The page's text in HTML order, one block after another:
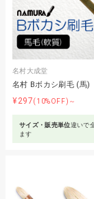
名村大成堂
名村 Bボカシ刷毛 (馬)
¥297(10%OFF)～
サイズ・販売単位違いで
ます